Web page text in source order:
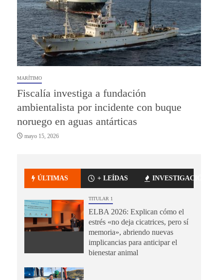
MARÍTIMO
Fiscalía investiga a fundación
ambientalista por incidente con buque
noruego en aguas antárticas
mayo 15, 2026
ÚLTIMAS + LEÍDAS INVESTIGACIÓN
TITULAR 1
ELBA 2026: Explican cómo el
estrés «no deja cicatrices, pero sí
memoria», abriendo nuevas
implicancias para anticipar el
bienestar animal